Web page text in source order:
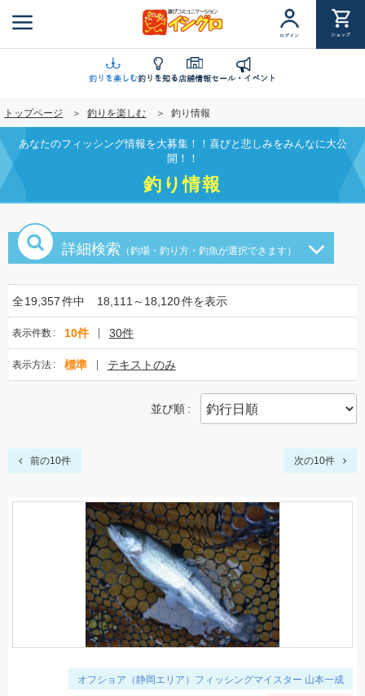
ン
に
移
動
ログイン ショップ
釣りを楽しむ釣りを知る店舗情報セール・イベント
トップページ 釣りを楽しむ 釣り情報
あなたのフィッシング情報を大募集！！喜びと悲しみをみんなに大公
開！！
釣り情報
詳細検索 （釣場・釣り方・釣魚が選択できます）
全19,357件中 18,111～18,120件を表示
表示件数 10件 30件
表示方法 標準 テキストのみ
並び順
前の10件 次の10件
オフショア（静岡エリア）フィッシングマイスター 山本一成